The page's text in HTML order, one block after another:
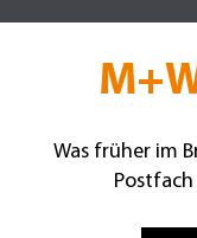
Was früher im